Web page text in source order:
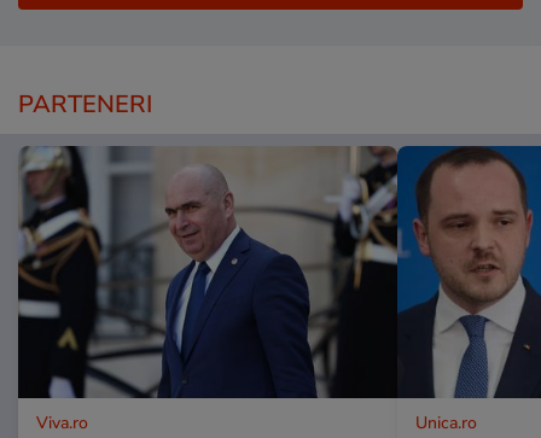
PARTENERI
Viva.ro Unica.ro